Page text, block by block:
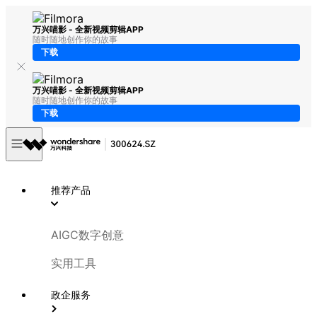
万兴喵影 - 全新视频剪辑APP
随时随地创作你的故事
下载
万兴喵影 - 全新视频剪辑APP
随时随地创作你的故事
下载
推荐产品
AIGC数字创意
实用工具
政企服务